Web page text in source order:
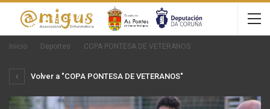
Inicio Deportes COPA PONTESA DE VETERANOS
Volver a "COPA PONTESA DE VETERANOS"